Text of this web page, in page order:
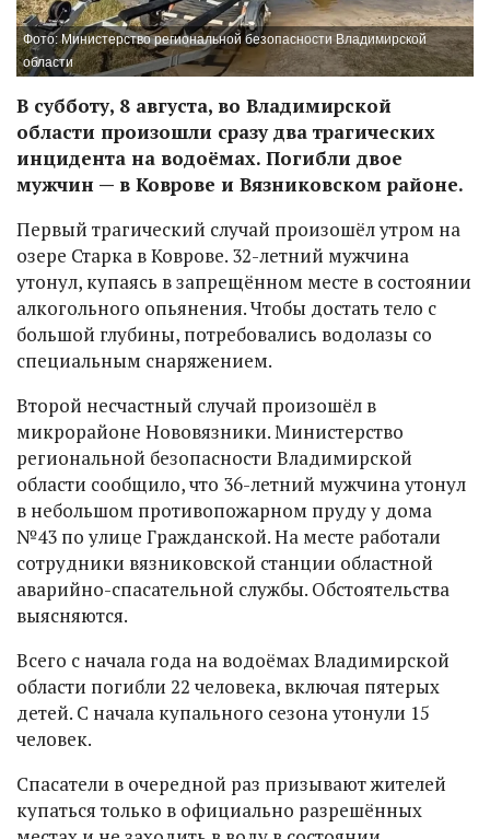
Фото: Министерство региональной безопасности Владимирской
области
В субботу, 8 августа, во Владимирской
области произошли сразу два трагических
инцидента на водоёмах. Погибли двое
мужчин — в Коврове и Вязниковском районе.
Первый трагический случай произошёл утром на
озере Старка в Коврове. 32-летний мужчина
утонул, купаясь в запрещённом месте в состоянии
алкогольного опьянения. Чтобы достать тело с
большой глубины, потребовались водолазы со
специальным снаряжением.
Второй несчастный случай произошёл в
микрорайоне Нововязники. Министерство
региональной безопасности Владимирской
области сообщило, что 36-летний мужчина утонул
в небольшом противопожарном пруду у дома
№43 по улице Гражданской. На месте работали
сотрудники вязниковской станции областной
аварийно-спасательной службы. Обстоятельства
выясняются.
Всего с начала года на водоёмах Владимирской
области погибли 22 человека, включая пятерых
детей. С начала купального сезона утонули 15
человек.
Спасатели в очередной раз призывают жителей
купаться только в официально разрешённых